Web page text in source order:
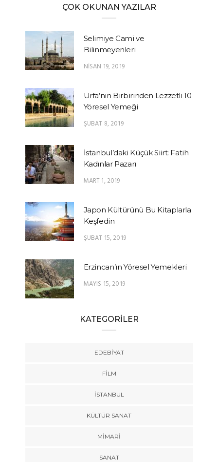
ÇOK OKUNAN YAZILAR
Selimiye Cami ve
Bilinmeyenleri
NISAN 19, 2019
Urfa’nın Birbirinden Lezzetli 10
Yöresel Yemeği
ŞUBAT 8, 2019
İstanbul’daki Küçük Siirt: Fatih
Kadınlar Pazarı
MART 1, 2019
Japon Kültürünü Bu Kitaplarla
Keşfedin
ŞUBAT 15, 2019
Erzincan’ın Yöresel Yemekleri
MAYIS 15, 2019
KATEGORİLER
EDEBIYAT
FILM
İSTANBUL
KÜLTÜR SANAT
MIMARI
SANAT